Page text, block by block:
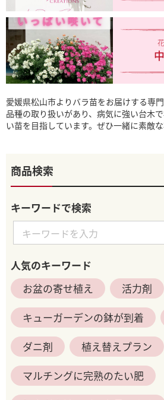
愛媛県松山市よりバラ苗をお届けする専
品種の取り扱いがあり、病気に強い台木
い苗を目指しています。ぜひ一緒に素敵な
商品検索
キーワードで検索
人気のキーワード
お盆の寄せ植え
活力剤
キューガーデンの鉢が到着
ダニ剤
植え替えプラン
マルチングに完熟のたい肥